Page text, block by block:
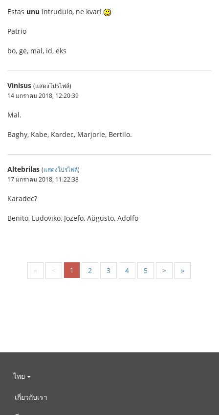
Estas unu intrudulo, ne kvar!
Patrio
bo, ge, mal, id, eks
Vinisus (แสดงโปรไฟล์)
14 มกราคม 2018, 12:20:39
Mal.
Baghy, Kabe, Kardec, Marjorie, Bertilo.
Altebrilas (แสดงโปรไฟล์)
17 มกราคม 2018, 11:22:38
Karadec?
Benito, Ludoviko, Jozefo, Aŭgusto, Adolfo
« < 1 2 3 4 5 > »
ไทย
เกี่ยวกับเรา